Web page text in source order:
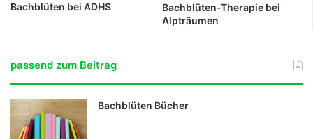
Bachblüten bei ADHS
Bachblüten-Therapie bei
Alpträumen
passend zum Beitrag
Bachblüten Bücher